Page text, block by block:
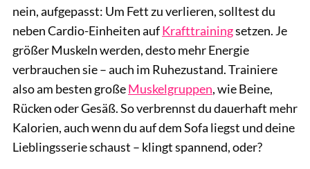
nein, aufgepasst: Um Fett zu verlieren, solltest du
neben Cardio-Einheiten aufKrafttrainingsetzen. Je
größer Muskeln werden, desto mehr Energie
verbrauchen sie – auch im Ruhezustand. Trainiere
also am besten großeMuskelgruppen, wie Beine,
Rücken oder Gesäß. So verbrennst du dauerhaft mehr
Kalorien, auch wenn du auf dem Sofa liegst und deine
Lieblingsserie schaust – klingt spannend, oder?